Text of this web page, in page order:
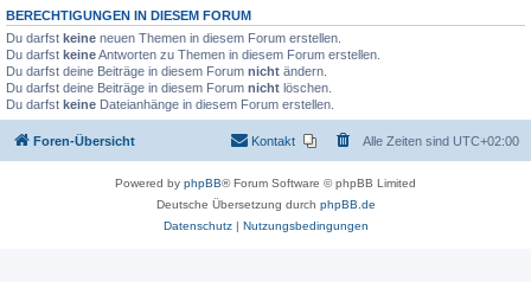
BERECHTIGUNGEN IN DIESEM FORUM
Du darfst keine neuen Themen in diesem Forum erstellen.
Du darfst keineAntworten zu Themen in diesem Forum erstellen.
Du darfst deine Beiträge in diesem Forum nicht ändern.
Du darfst deine Beiträge in diesem Forum nicht löschen.
Du darfst keine Dateianhänge in diesem Forum erstellen.
Foren-Übersicht Alle Zeiten sind UTC+02:00
Kontakt
Powered by phpBB® Forum Software © phpBB Limited
Deutsche Übersetzung durch phpBB.de
Datenschutz| Nutzungsbedingungen